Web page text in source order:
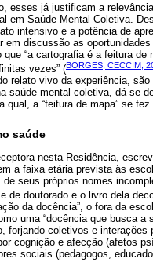
esses já justificam a
em Saúde Mental Coletiva.
intensivo e a potência de
discussão as
“a cartografia é a feitura
vezes” (BORGES; CECCIM,
relato vivo da experiência,
saúde mental coletiva, dá-se
a “feitura de mapa” se
saúde
nesta Residência,
a faixa etária prevista às
seus próprios nomes
de doutorado e o livro dela
da docência”, o fora da
uma “docência que busca a
forjando coletivos e interações
cognição e afecção (afetos
sociais (pedagogos,